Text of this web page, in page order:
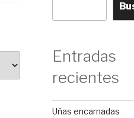
Entradas
recientes
Uñas encarnadas